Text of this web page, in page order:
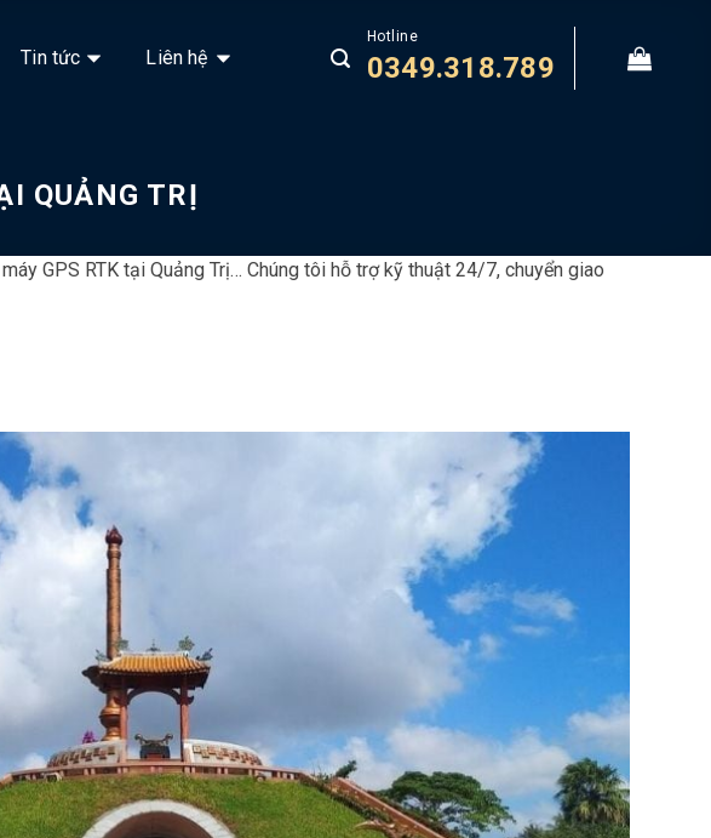
Tin tức Liên hệ
Hotline
0349.318.789
QUẢNG TRỊ
GPS RTK tại Quảng Trị… Chúng tôi hỗ trợ kỹ thuật 24/7, chuyển giao